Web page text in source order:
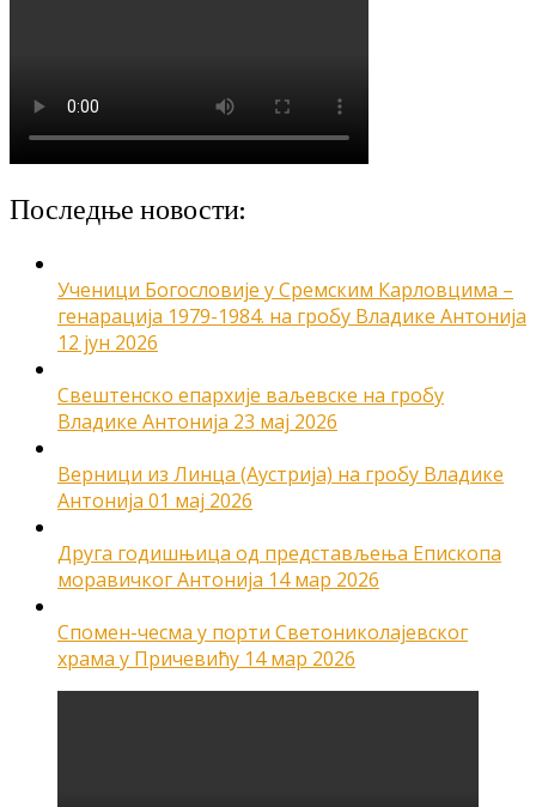
Последње новости:
Ученици Богословије у Сремским Карловцима –
генарација 1979-1984. на гробу Владике Антонија
12 јун 2026
Свештенско епархије ваљевске на гробу
Владике Антонија 23 мај 2026
Верници из Линца (Аустрија) на гробу Владике
Антонија 01 мај 2026
Друга годишњица од представљења Епископа
моравичког Антонија 14 мар 2026
Спомен-чесма у порти Светониколајевског
храма у Причевићу 14 мар 2026